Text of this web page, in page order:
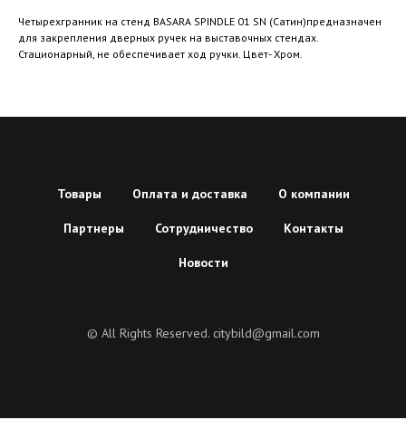
Четырехгранник на стенд BASARA SPINDLE 01 SN (Сатин)предназначен
для закрепления дверных ручек на выставочных стендах.
Стационарный, не обеспечивает ход ручки. Цвет- Хром.
Товары Оплата и доставка О компании
Партнеры Сотрудничество Контакты
Новости
© All Rights Reserved. citybild@gmail.com